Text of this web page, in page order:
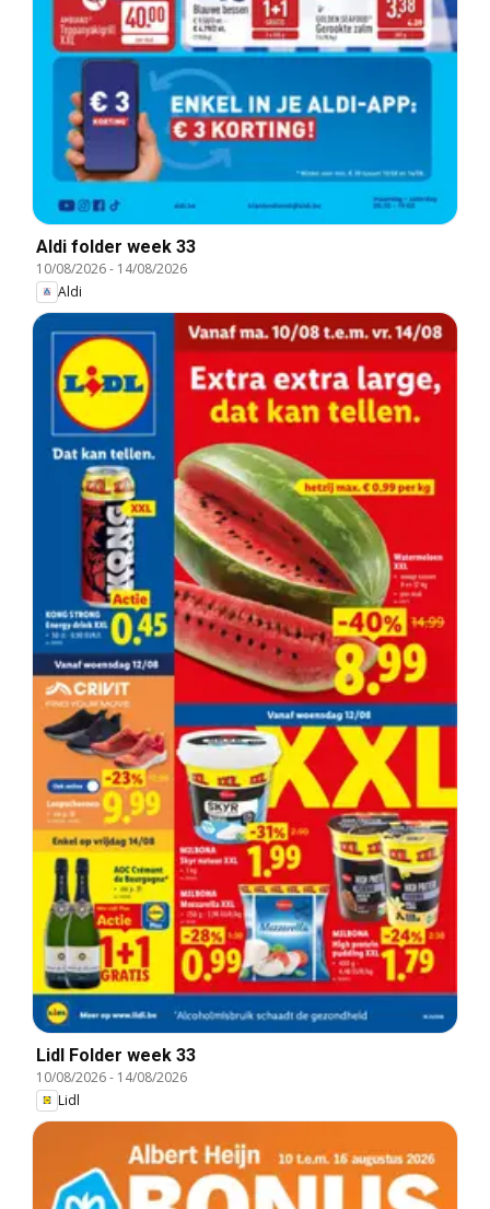
Aldi folder week 33
10/08/2026- 14/08/2026
Aldi
Lidl Folder week 33
10/08/2026- 14/08/2026
Lidl